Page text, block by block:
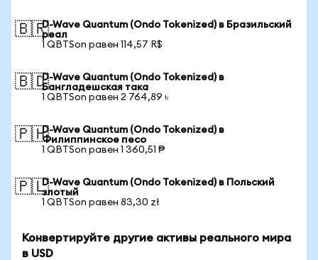
🇧🇷D-Wave Quantum (Ondo Tokenized) в Бразильский
реал
1 QBTSon равен 114,57 R$
🇧🇩D-Wave Quantum (Ondo Tokenized) в
Бангладешская така
1 QBTSon равен 2 764,89 ৳
🇵🇭D-Wave Quantum (Ondo Tokenized) в
Филиппинское песо
1 QBTSon равен 1 360,51 ₱
🇵🇱D-Wave Quantum (Ondo Tokenized) в Польский
злотый
1 QBTSon равен 83,30 zł
Конвертируйте другие активы реального мира
в USD